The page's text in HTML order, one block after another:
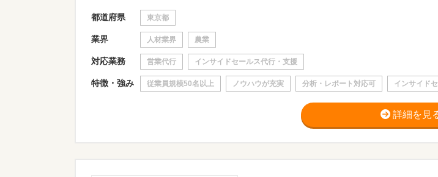
都道府県 東京都
業界 人材業界 農業
対応業務 営業代行 インサイドセールス代行・支援
特徴・強み 従業員規模50名以上 ノウハウが充実 分析・レポート対応可 インサイド
詳細を見